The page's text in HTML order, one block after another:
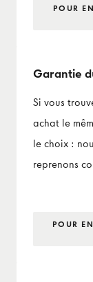
POUR
Garantie
Si vous
achat le
le choix :
reprenons
POUR